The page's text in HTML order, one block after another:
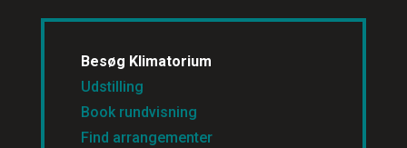
Besøg Klimatorium
Udstilling
Book rundvisning
Find arrangementer